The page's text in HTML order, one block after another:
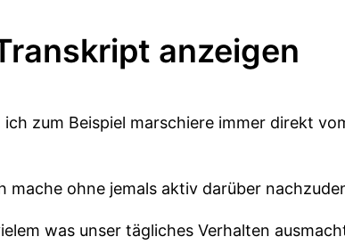
anzeigen
zum Beispiel marschiere immer direkt
mache ohne jemals aktiv darüber
was unser tägliches Verhalten